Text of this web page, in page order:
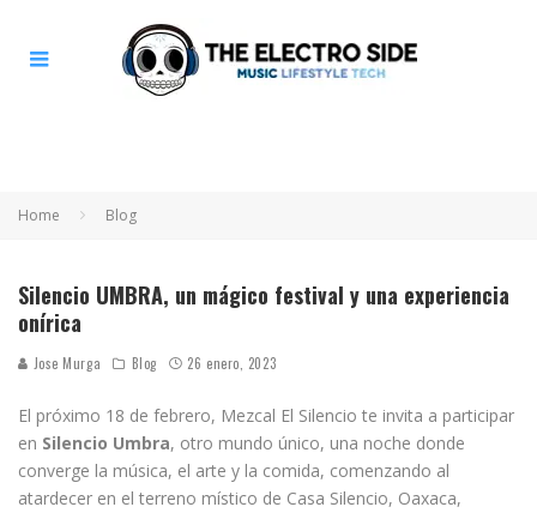
Home Blog
Silencio UMBRA, un mágico festival y una experiencia
onírica
Jose Murga Blog 26 enero, 2023
El próximo 18 de febrero, Mezcal El Silencio te invita a participar
en Silencio Umbra, otro mundo único, una noche donde
converge la música, el arte y la comida, comenzando al
atardecer en el terreno místico de Casa Silencio, Oaxaca,